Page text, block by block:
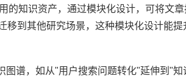
的知识资产，通过模块化设计，可将文
到其他研究场景，这种模块化设计能提
谱，如从"用户搜索问题转化"延伸到"